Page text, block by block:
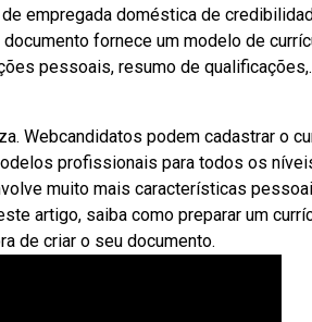
empregada doméstica de
fornece um modelo de
pessoais, resumo de
Webcandidatos podem cadastrar o
profissionais para todos os
muito mais características
artigo, saiba como preparar um
de criar o seu documento.